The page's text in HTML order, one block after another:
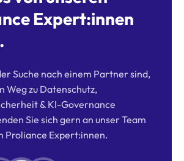
Expert:innen
Suche nach einem Partner sind,
Weg zu Datenschutz,
& KI-Governance
Sie sich gern an unser Team
Proliance Expert:innen.